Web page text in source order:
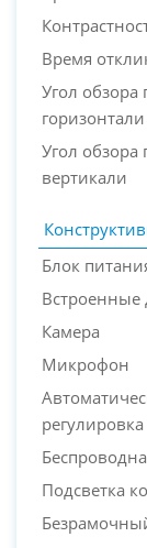
Время
Угол обзора
горизонтали
Угол обзора
вертикали
Блок
Камера
Микрофон
Подсветка